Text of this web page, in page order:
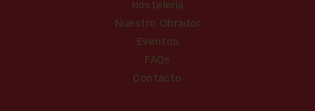
Hostelería
Nuestro Obrador
Eventos
FAQs
Contacto